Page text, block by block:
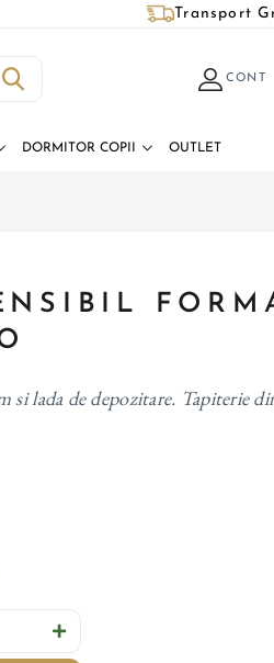
Transport
CONT
DORMITOR COPII OUTLET
lada de depozitare. Tapiterie